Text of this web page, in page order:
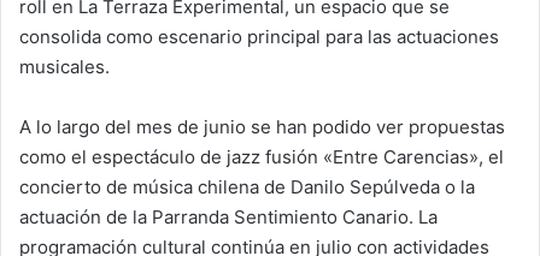
roll en La Terraza Experimental, un espacio que se
consolida como escenario principal para las actuaciones
musicales.
A lo largo del mes de junio se han podido ver propuestas
como el espectáculo de jazz fusión «Entre Carencias», el
concierto de música chilena de Danilo Sepúlveda o la
actuación de la Parranda Sentimiento Canario. La
programación cultural continúa en julio con actividades